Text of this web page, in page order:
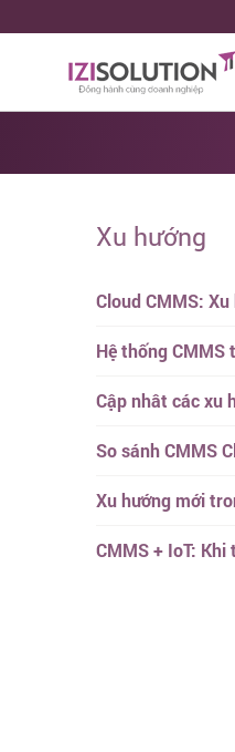
Xu hướng
Cloud CMMS:
Hệ thống CMMS
Cập nhât các xu
So sánh CMMS
Xu hướng mới
CMMS + IoT: